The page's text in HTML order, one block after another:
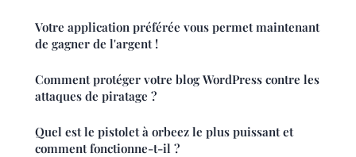
Votre application préférée vous permet maintenant
de gagner de l'argent !
Comment protéger votre blog WordPress contre les
attaques de piratage ?
Quel est le pistolet à orbeez le plus puissant et
comment fonctionne-t-il ?